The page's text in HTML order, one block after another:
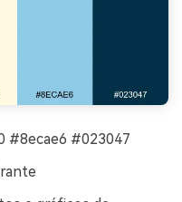
#8ecae6 #023047